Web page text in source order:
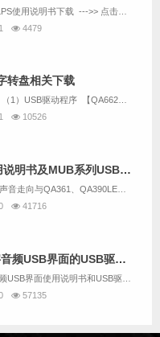
4479
转盘相关下载
10526
MUB1使用说明书及MUB系列USB驱动下载
41716
QU02数字音频USB界面的USB驱动下载(压缩包里包括QU02使用说明书）
57135